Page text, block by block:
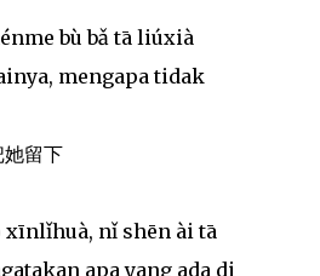
bù bǎ tā liúxià
mengapa tidak
留下
xīnlǐhuà, nǐ shēn ài tā
apa yang ada di